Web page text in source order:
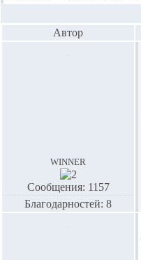
Автор
winner
Сообщения: 1157
Благодарностей: 8